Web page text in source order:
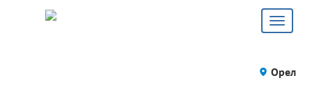
Toggle
Орел